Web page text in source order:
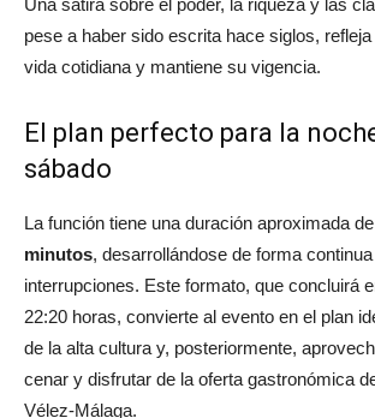
pese a haber sido escrita hace siglos,
vida cotidiana y mantiene su vigencia.
El plan perfecto para la
sábado
La función tiene una duración aproximada de
minutos, desarrollándose de forma
interrupciones. Este formato, que concluirá
22:20 horas, convierte al evento en el plan
de la alta cultura y, posteriormente,
cenar y disfrutar de la oferta gastronómica
Vélez-Málaga.